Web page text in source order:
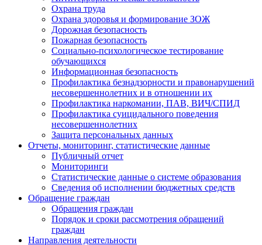
Охрана труда
Охрана здоровья и формирование ЗОЖ
Дорожная безопасность
Пожарная безопасность
Социально-психологическое тестирование
обучающихся
Информационная безопасность
Профилактика безнадзорности и правонарушений
несовершеннолетних и в отношении их
Профилактика наркомании, ПАВ, ВИЧ/СПИД
Профилактика суицидального поведения
несовершеннолетних
Защита персональных данных
Отчеты, мониторинг, статистические данные
Публичный отчет
Мониторинги
Статистические данные о системе образования
Сведения об исполнении бюджетных средств
Обращение граждан
Обращения граждан
Порядок и сроки рассмотрения обращений
граждан
Направления деятельности